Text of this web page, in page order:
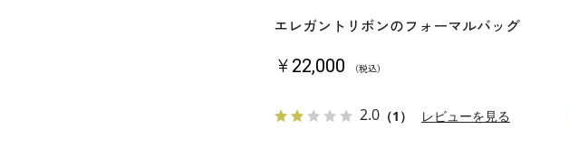
エレガントリボンのフォーマルバッグ
￥22,000 （税込）
2.0 （1） レビューを見る